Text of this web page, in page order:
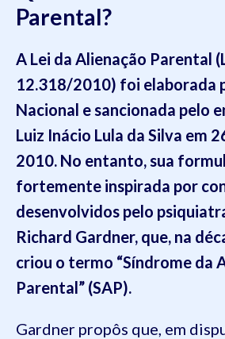
Parental?
A Lei da Alienação Parental
12.318/2010) foi elaborada
Nacional e sancionada pelo
Luiz Inácio Lula da Silva em
2010. No entanto, sua
fortemente inspirada por
desenvolvidos pelo
Richard Gardner, que, na
criou o termo “Síndrome da
Parental” (SAP).
Gardner propôs que, em